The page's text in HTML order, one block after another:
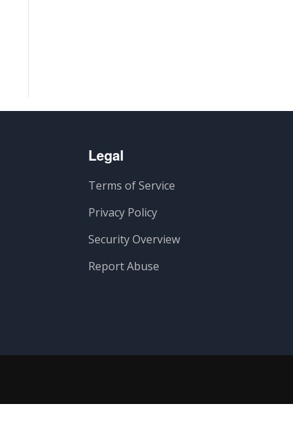
Legal
Terms of Service
Privacy Policy
Security Overview
Report Abuse